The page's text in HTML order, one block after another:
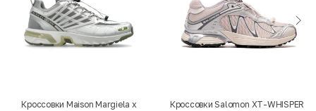
Кроссовки Maison Margiela x
Кроссовки Salomon XT-WHISPER